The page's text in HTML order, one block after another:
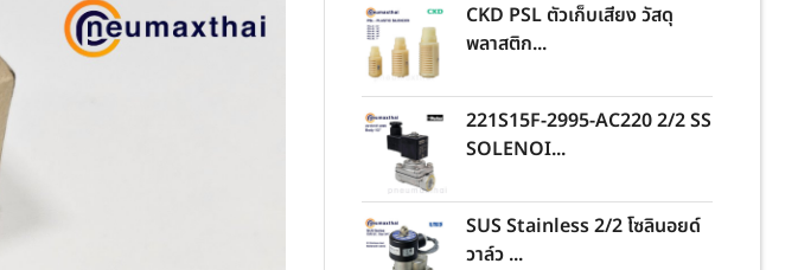
CKD PSL ตัวเก็บเสียง วัสดุ
พลาสติก...
221S15F-2995-AC220 2/2 SS
SOLENOI...
SUS Stainless 2/2 โซลินอยด์
วาล์ว ...